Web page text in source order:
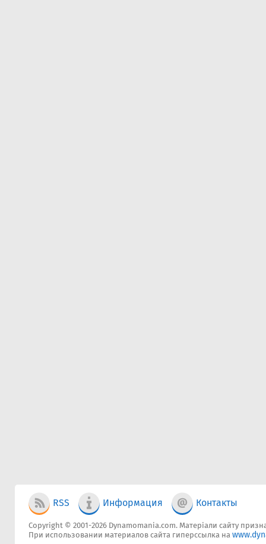
RSS Информация Контакты
Copyright © 2001-2026 Dynamomania.com. Матеріали сайту
При использовании материалов сайта гиперссылка на